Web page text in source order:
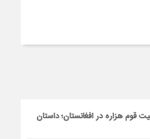
قوم هزاره در افغانستان؛ داستان